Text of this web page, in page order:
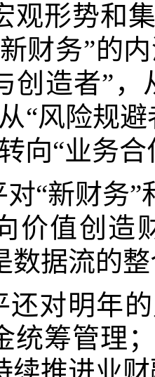
观形势和
财务”的
创造者”，
“风险规
向“业务
对“新财务
价值创造
数据流的
还对明年
统筹管理